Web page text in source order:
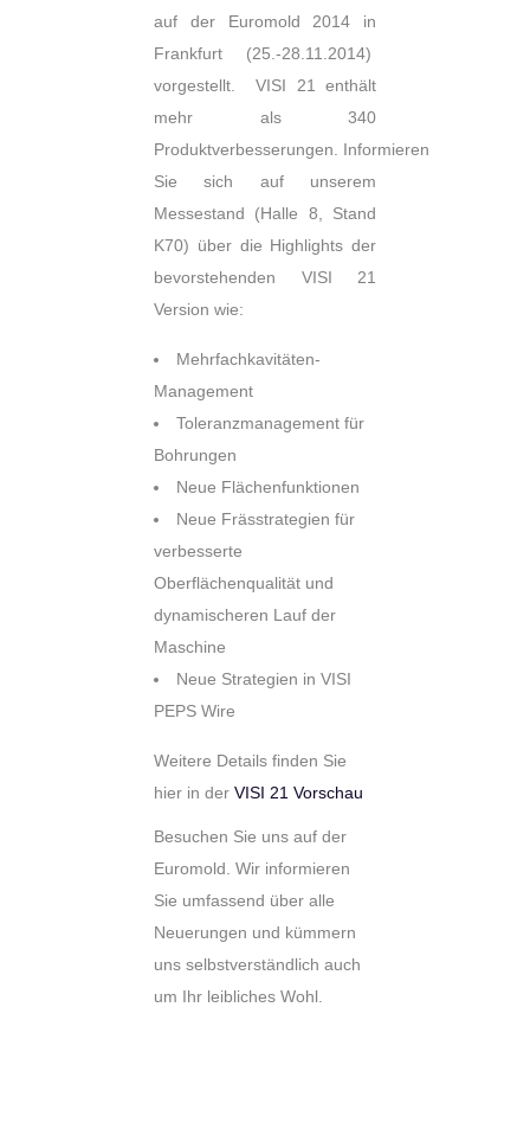
auf der Euromold 2014 in
Frankfurt (25.-28.11.2014)
vorgestellt. VISI 21 enthält
mehr als 340
Produktverbesserungen. Informieren
Sie sich auf unserem
Messestand (Halle 8, Stand
K70) über die Highlights der
bevorstehenden VISI 21
Version wie:
Mehrfachkavitäten-
Management
Toleranzmanagement für
Bohrungen
Neue Flächenfunktionen
Neue Frässtrategien für
verbesserte
Oberflächenqualität und
dynamischeren Lauf der
Maschine
Neue Strategien in VISI
PEPS Wire
Weitere Details finden Sie
hier in der VISI 21 Vorschau
Besuchen Sie uns auf der
Euromold. Wir informieren
Sie umfassend über alle
Neuerungen und kümmern
uns selbstverständlich auch
um Ihr leibliches Wohl.